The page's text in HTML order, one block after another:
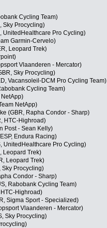
Cycling Team)
Sky Procycling)
UnitedHealthcare Pro Cycling)
Garmin-Cervelo)
Leopard Trek)
Vlaanderen - Mercator)
Sky Procycling)
Vacansoleil-DCM Pro Cycling Team)
Cycling Team)
NetApp)
NetApp)
(GBR, Rapha Condor - Sharp)
HTC-Highroad)
Post - Sean Kelly)
Endura Racing)
UnitedHealthcare Pro Cycling)
Leopard Trek)
Leopard Trek)
Sky Procycling)
Condor - Sharp)
Rabobank Cycling Team)
Highroad)
Sigma Sport - Specialized)
Vlaanderen - Mercator)
Sky Procycling)